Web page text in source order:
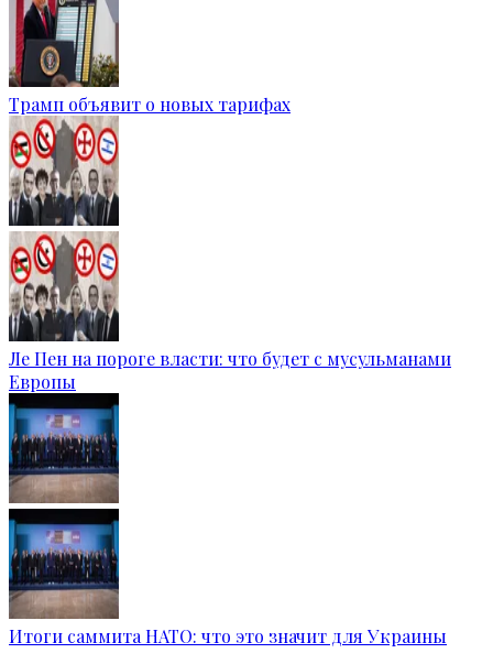
Трамп объявит о новых тарифах
Ле Пен на пороге власти: что будет с мусульманами
Европы
Итоги саммита НАТО: что это значит для Украины